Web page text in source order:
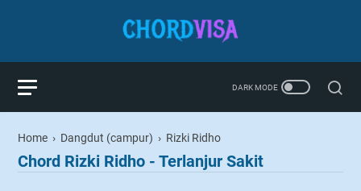
Home › Dangdut (campur) › Rizki Ridho
Chord Rizki Ridho - Terlanjur Sakit